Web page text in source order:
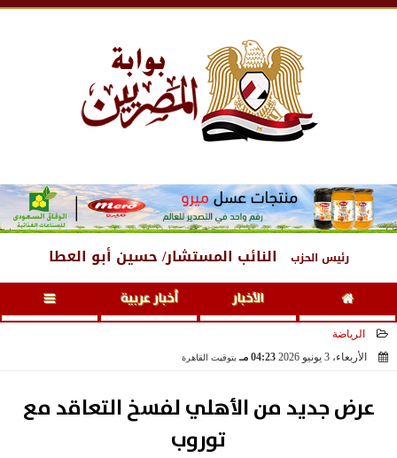
رئيس الحزب النائب المستشار/ حسين أبو العطا
الأخبار أخبار عربية
الرياضة
الأربعاء، 3 يونيو 2026
04:23 مـ بتوقيت القاهرة
عرض جديد من الأهلي لفسخ التعاقد مع
توروب